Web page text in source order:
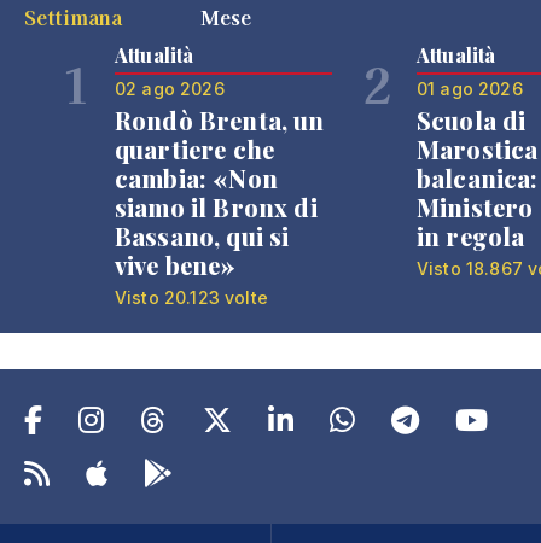
Settimana
Mese
1 Attualità
02 ago 2026
Rondò Brenta, un
quartiere che
cambia: «Non
siamo il Bronx di
Bassano, qui si
vive bene»
Visto 20.123 volte
2 Attualità
01 ago 2026
Scuola di
Ministero
in regola
Visto 18.867